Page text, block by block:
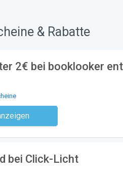
& Rabatte
2€ bei booklooker
Code notwendig
bei Click-Licht